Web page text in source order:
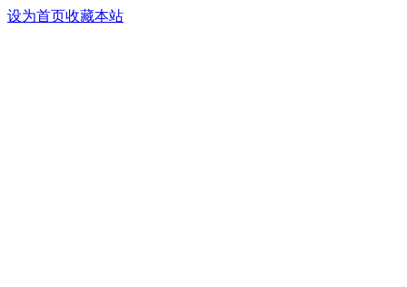
设为首页收藏本站